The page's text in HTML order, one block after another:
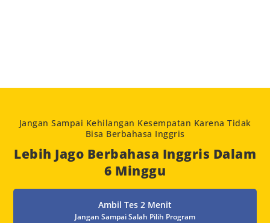
Jangan Sampai Kehilangan Kesempatan Karena Tidak
Bisa Berbahasa Inggris
Lebih Jago Berbahasa Inggris Dalam
6 Minggu
Ambil Tes 2 Menit
Jangan Sampai Salah Pilih Program